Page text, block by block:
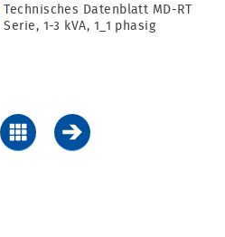
Technisches Datenblatt MD-RT
Serie, 1-3 kVA, 1_1 phasig
ÜbersichtVor